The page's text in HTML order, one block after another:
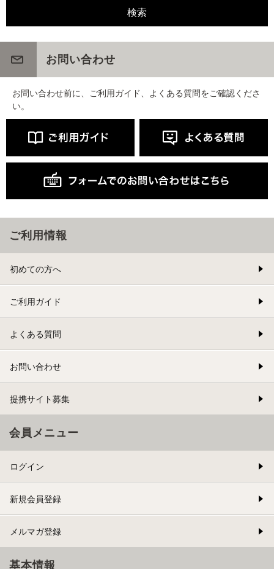
お問い合わせ
お問い合わせ前に、ご利用ガイド、よくある質問をご確認くださ
い。
ご利用情報
初めての方へ
ご利用ガイド
よくある質問
お問い合わせ
提携サイト募集
会員メニュー
ログイン
新規会員登録
メルマガ登録
基本情報